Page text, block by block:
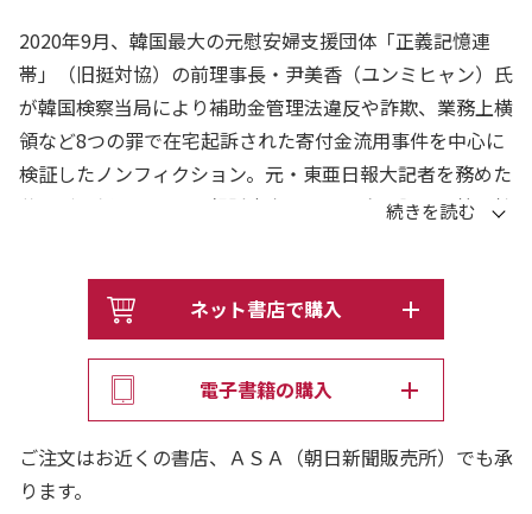
2020年9月、韓国最大の元慰安婦支援団体「正義記憶連
帯」（旧挺対協）の前理事長・尹美香（ユンミヒャン）氏
が韓国検察当局により補助金管理法違反や詐欺、業務上横
領など8つの罪で在宅起訴された寄付金流用事件を中心に
検証したノンフィクション。元・東亜日報大記者を務めた
著者が関係者の証言や起訴内容などを丹念に調べ、韓国社
てきた支援団体の「実像」に切り込んだ話題作。待望の邦
日本語版の出版にあたって
出版にあたって
記事で彩るステンドグラス
ネット書店で購入
電子書籍の購入
ご注文はお近くの書店、ＡＳＡ（朝日新聞販売所）でも承
ります。